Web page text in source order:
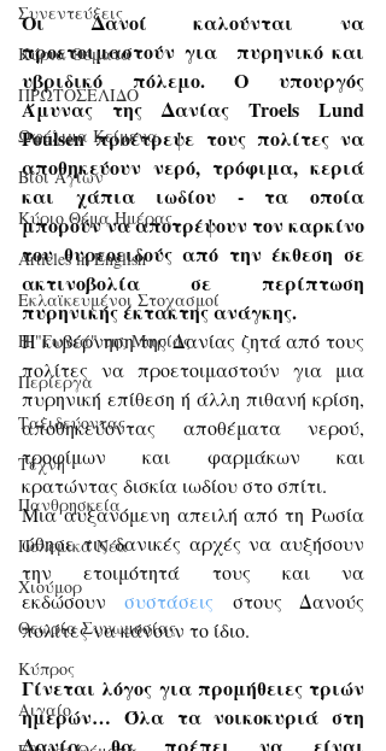
Συνεντεύξεις
Κύρια Θέματα
ΠΡΩΤΟΣΕΛΙΔΟ
Ωφέλιμα Κείμενα
Βίοι Αγίων
Κύριο Θέμα Ημέρας
Articles in English
Εκλαϊκευμένοι Στοχασμοί
Η "Γωνιά" της Μαρίας
Περίεργα
Ταξιδεύοντας
Τέχνη
Πανθρησκεία
Πολεμικά Νέα
Χιούμορ
Θεωρία Συνωμοσίας
Κύπρος
Αιγαίο
Οι Δανοί καλούνται να
προετοιμαστούν για  πυρηνικό και
υβριδικό πόλεμο. Ο υπουργός
Άμυνας της Δανίας Troels Lund
Poulsen προέτρεψε τους πολίτες να
αποθηκεύουν νερό, τρόφιμα, κεριά
και χάπια ιωδίου - τα οποία
μπορούν να αποτρέψουν τον καρκίνο
του θυρεοειδούς από την έκθεση σε
ακτινοβολία σε περίπτωση
πυρηνικής έκτακτης ανάγκης.
Η κυβέρνηση της Δανίας ζητά από τους
πολίτες να προετοιμαστούν για μια
πυρηνική επίθεση ή άλλη πιθανή κρίση,
αποθηκεύοντας αποθέματα νερού,
τροφίμων και φαρμάκων και
κρατώντας δισκία ιωδίου στο σπίτι.
Μια αυξανόμενη απειλή από τη Ρωσία
ώθησε τις δανικές αρχές να αυξήσουν
την ετοιμότητά τους και να
εκδώσουν
συστάσεις
στους Δανούς
πολίτες να κάνουν το ίδιο.
Γίνεται λόγος για προμήθειες τριών
ημερών… Όλα τα νοικοκυριά στη
Δανία θα πρέπει να είναι